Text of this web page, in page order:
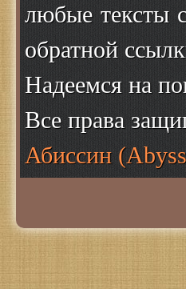
любые тексты
обратной
Надеемся на
Все права
Абиссин